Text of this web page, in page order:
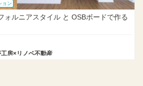
ョン
ォルニアスタイル と OSBボードで作る
房×リノベ不動産